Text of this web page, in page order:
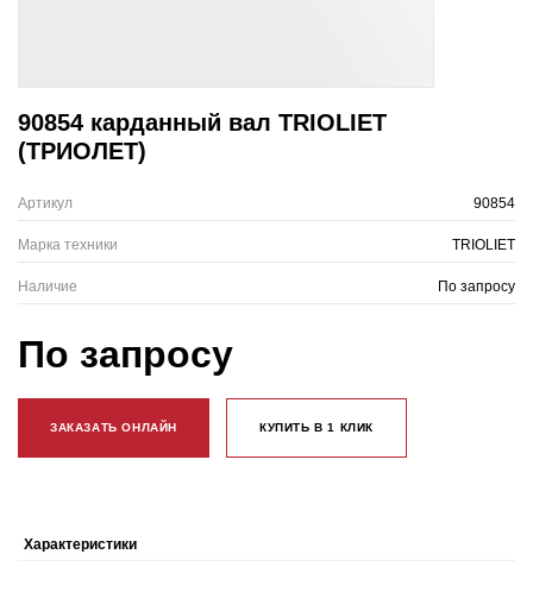
90854 карданный вал TRIOLIET
(ТРИОЛЕТ)
Артикул 90854
Марка техники TRIOLIET
Наличие По запросу
По запросу
ЗАКАЗАТЬ ОНЛАЙН КУПИТЬ В 1 КЛИК
Характеристики